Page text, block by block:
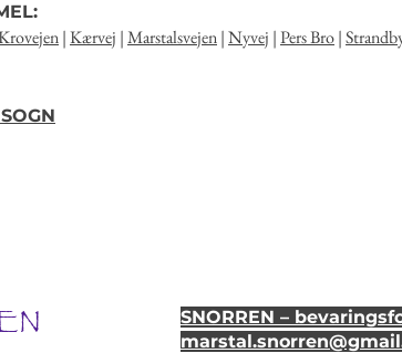
|Kærvej |Marstalsvejen|Nyvej |Pers Bro|
SNORREN –
marstal.snorren